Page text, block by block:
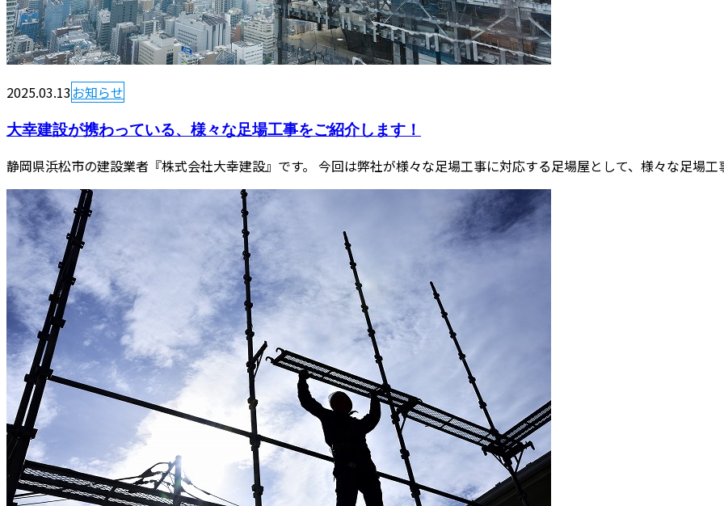
2025.03.13お知らせ
大幸建設が携わっている、様々な足場工事をご紹介します！
静岡県浜松市の建設業者『株式会社大幸建設』です。 今回は弊社が様々な足場工事に対応する足場屋として、様々な足場工